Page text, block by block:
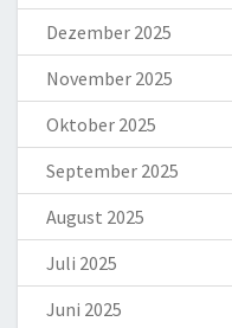
Dezember 2025
November 2025
Oktober 2025
September 2025
August 2025
Juli 2025
Juni 2025